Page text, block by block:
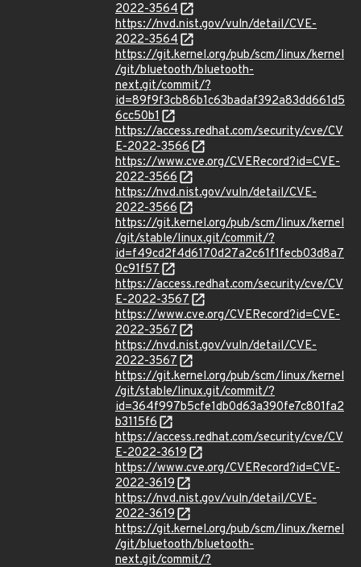
2022-3564
https://nvd.nist.gov/vuln/detail/CVE-
2022-3564
https://git.kernel.org/pub/scm/linux/kernel
/git/bluetooth/bluetooth-
next.git/commit/?
id=89f9f3cb86b1c63badaf392a83dd661d5
6cc50b1
https://access.redhat.com/security/cve/CV
E-2022-3566
https://www.cve.org/CVERecord?id=CVE-
2022-3566
https://nvd.nist.gov/vuln/detail/CVE-
2022-3566
https://git.kernel.org/pub/scm/linux/kernel
/git/stable/linux.git/commit/?
id=f49cd2f4d6170d27a2c61f1fecb03d8a7
0c91f57
https://access.redhat.com/security/cve/CV
E-2022-3567
https://www.cve.org/CVERecord?id=CVE-
2022-3567
https://nvd.nist.gov/vuln/detail/CVE-
2022-3567
https://git.kernel.org/pub/scm/linux/kernel
/git/stable/linux.git/commit/?
id=364f997b5cfe1db0d63a390fe7c801fa2
b3115f6
https://access.redhat.com/security/cve/CV
E-2022-3619
https://www.cve.org/CVERecord?id=CVE-
2022-3619
https://nvd.nist.gov/vuln/detail/CVE-
2022-3619
https://git.kernel.org/pub/scm/linux/kernel
/git/bluetooth/bluetooth-
next.git/commit/?